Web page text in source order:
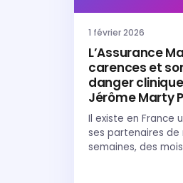
1 février 2026
L’Assurance
carences et
danger
Jérôme Marty
Il existe en France
ses partenaires
semaines, des